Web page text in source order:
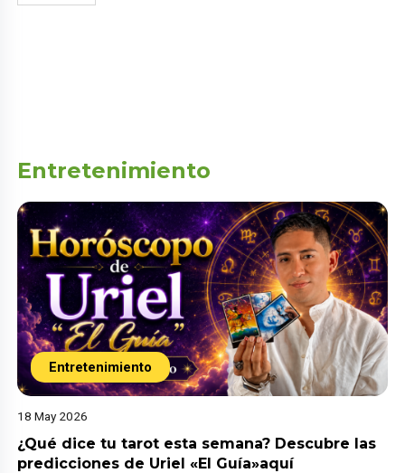
Entretenimiento
Entretenimiento
18 May 2026
¿Qué dice tu tarot esta semana? Descubre las
predicciones de Uriel «El Guía»aquí